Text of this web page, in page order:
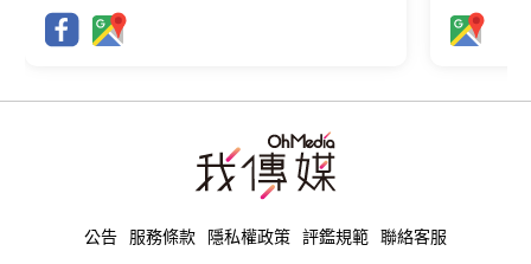
公告 服務條款 隱私權政策 評鑑規範 聯絡客服